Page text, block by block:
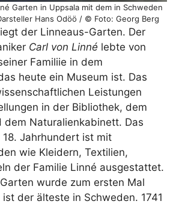
Garten in Uppsala mit dem in Schweden
Hans Odöö / © Foto: Georg Berg
der Linneaus-Garten. Der
Carl von Linné lebte von
Familiie in dem
heute ein Museum ist. Das
Leistungen
in der Bibliothek, dem
dem Naturalienkabinett. Das
Jahrhundert ist mit
wie Kleidern, Textilien,
der Familie Linné ausgestattet.
wurde zum ersten Mal
der älteste in Schweden. 1741